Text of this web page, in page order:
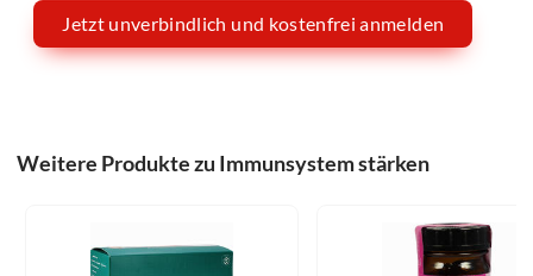
Jetzt unverbindlich und kostenfrei anmelden
Weitere Produkte zu Immunsystem stärken